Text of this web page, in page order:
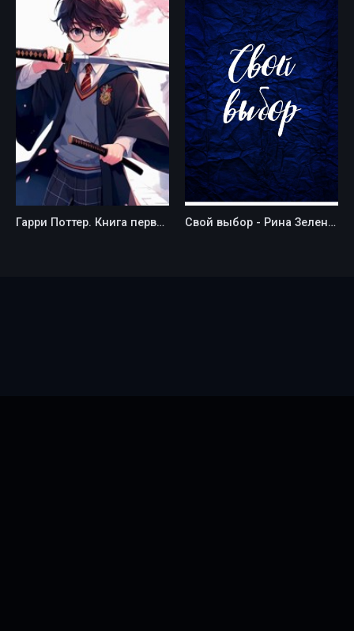
Гарри Поттер. Книга первая: Иной философский камень - Александр Иванов Свой выбор - Рина Зеленая